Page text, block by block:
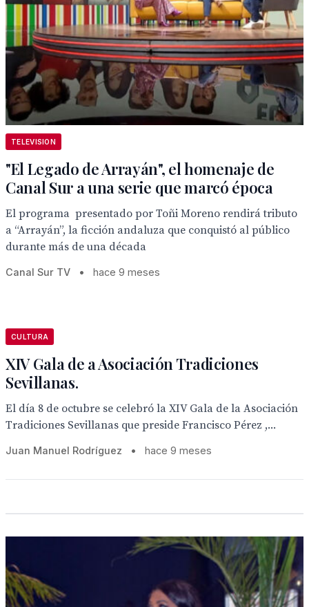
TELEVISION
"El Legado de Arrayán", el homenaje de
Canal Sur a una serie que marcó época
El programa presentado por Toñi Moreno rendirá tributo
a “Arrayán”, la ficción andaluza que conquistó al público
durante más de una década
Canal Sur TV • hace 9 meses
CULTURA
XIV Gala de a Asociación Tradiciones
Sevillanas.
El día 8 de octubre se celebró la XIV Gala de la Asociación
Tradiciones Sevillanas que preside Francisco Pérez ,...
Juan Manuel Rodríguez • hace 9 meses